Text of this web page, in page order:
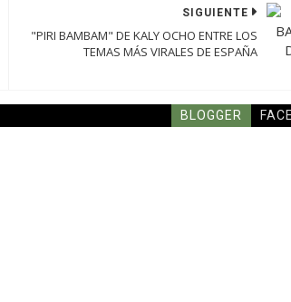
SIGUIENTE
"PIRI BAMBAM" DE KALY OCHO ENTRE LOS
TEMAS MÁS VIRALES DE ESPAÑA
BLOGGER